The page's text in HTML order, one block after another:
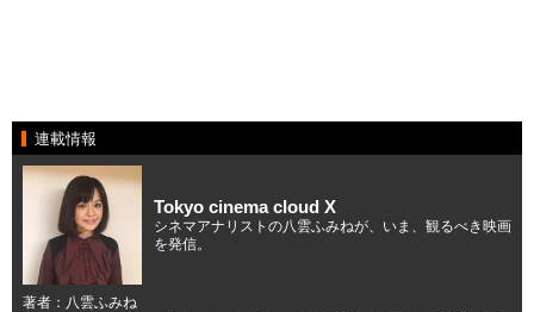
連載情報
Tokyo cinema cloud X
シネマアナリストの八雲ふみねが、いま、観るべき映画
を発信。
著者：八雲ふみね